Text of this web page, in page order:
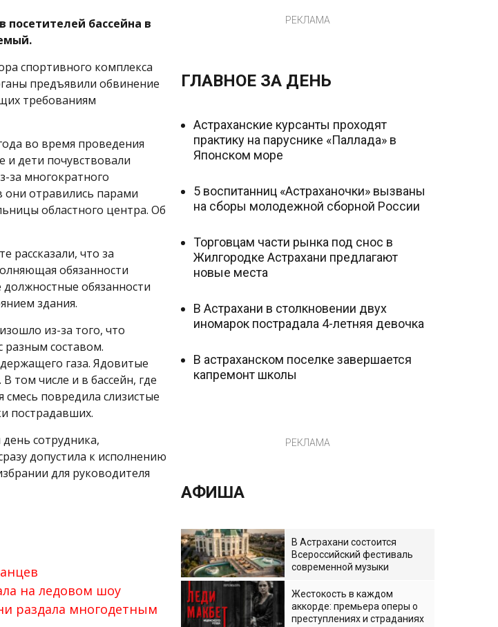
посетителей бассейна в
спортивного комплекса
предъявили обвинение
требованиям
во время проведения
и дети почувствовали
за многократного
отравились парами
областного центра. Об
рассказали, что за
обязанности
обязанности
здания.
из-за того, что
разным составом.
газа. Ядовитые
том числе и в бассейн, где
смесь повредила слизистые
пострадавших.
сотрудника,
допустила к исполнению
для руководителя
на ледовом шоу
раздала многодетным
РЕКЛАМА
ГЛАВНОЕ ЗА ДЕНЬ
Астраханские курсанты проходят
практику на паруснике «Паллада» в
Японском море
5 воспитанниц «Астраханочки» вызваны
на сборы молодежной сборной России
Торговцам части рынка под снос в
Жилгородке Астрахани предлагают
новые места
В Астрахани в столкновении двух
иномарок пострадала 4-летняя девочка
В астраханском поселке завершается
капремонт школы
РЕКЛАМА
АФИША
В Астрахани состоится
Всероссийский фестиваль
современной музыки
Жестокость в каждом
аккорде: премьера оперы о
преступлениях и страданиях